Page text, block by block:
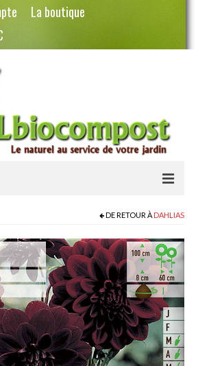
La boutique
– Echalotte
DE RETOUR À DAHLIAS